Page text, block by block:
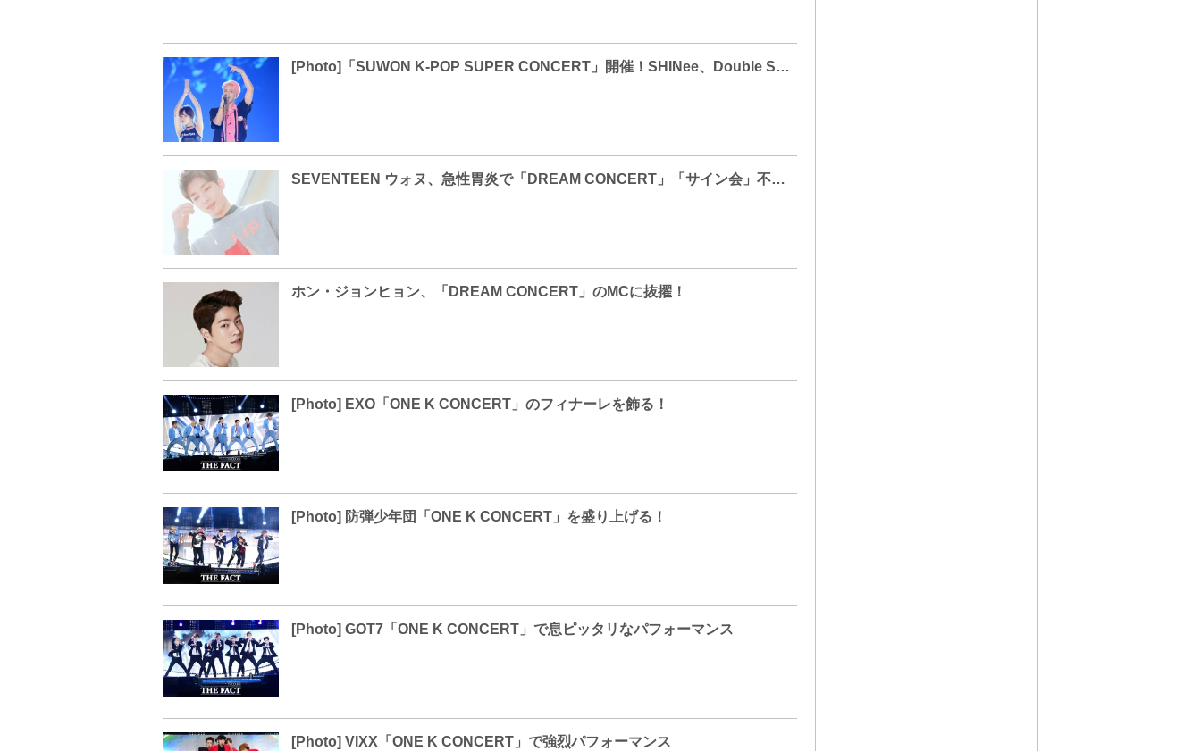
[Photo]「SUWON K-POP SUPER CONCERT」開催！SHINee、Double S 301、U-KISS、EXID、Twiceらが華麗なステージ
SEVENTEEN ウォヌ、急性胃炎で「DREAM CONCERT」「サイン会」不参加に
ホン・ジョンヒョン、「DREAM CONCERT」のMCに抜擢！
[Photo] EXO「ONE K CONCERT」のフィナーレを飾る！
[Photo] 防弾少年団「ONE K CONCERT」を盛り上げる！
[Photo] GOT7「ONE K CONCERT」で息ピッタリなパフォーマンス
[Photo] VIXX「ONE K CONCERT」で強烈パフォーマンス